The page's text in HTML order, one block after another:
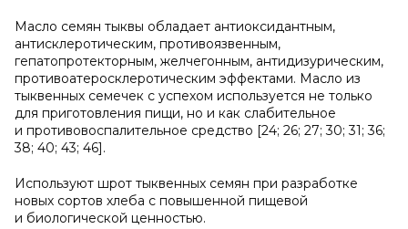
Масло семян тыквы обладает антиоксидантным,
антисклеротическим, противоязвенным,
гепатопротекторным, желчегонным, антидизурическим,
противоатеросклеротическим эффектами. Масло из
тыквенных семечек с успехом используется не только
для приготовления пищи, но и как слабительное
и противовоспалительное средство [24; 26; 27; 30; 31; 36;
38; 40; 43; 46].
Используют шрот тыквенных семян при разработке
новых сортов хлеба с повышенной пищевой
и биологической ценностью.